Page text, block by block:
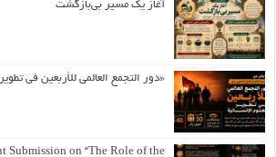
آغاز یک مسیر بی‌بازگشت
«دور التجمع العالمي للأربعين في
Submission on “The Role of the